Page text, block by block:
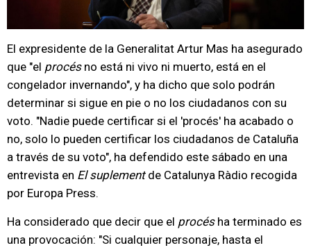
El expresidente de la Generalitat Artur Mas ha asegurado
que "el procés no está ni vivo ni muerto, está en el
congelador invernando", y ha dicho que solo podrán
determinar si sigue en pie o no los ciudadanos con su
voto. "Nadie puede certificar si el 'procés' ha acabado o
no, solo lo pueden certificar los ciudadanos de Cataluña
a través de su voto", ha defendido este sábado en una
entrevista en El suplement de Catalunya Ràdio recogida
por Europa Press.
Ha considerado que decir que el procés ha terminado es
una provocación: "Si cualquier personaje, hasta el